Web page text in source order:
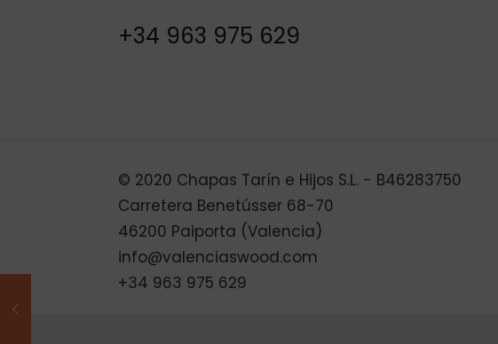
+34 963 975 629
© 2020 Chapas Tarín e Hijos S.L. - B46283750
Carretera Benetússer 68-70
46200 Paiporta (Valencia)
info@valenciaswood.com
+34 963 975 629